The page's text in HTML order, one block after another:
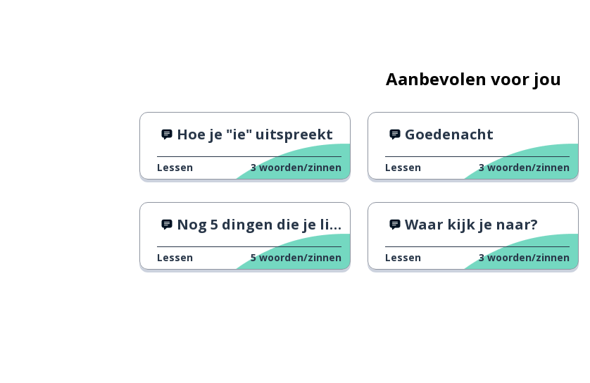
Aanbevolen voor jou
Hoe je "ie" uitspreekt
Lessen 3 woorden/zinnen
Goedenacht
Lessen 3 woorden/zinnen
Nog 5 dingen die je lichaam doet
Lessen 5 woorden/zinnen
Waar kijk je naar?
Lessen 3 woorden/zinnen